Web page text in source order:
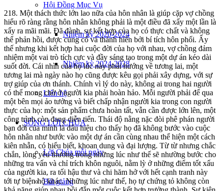
Hội Đồng Mục Vụ
Nhiệm kỳ 2020-2024
Nhiệm kỳ 2024-2028
Liên hệ
SỐNG LỜI CHÚA
Lời Chúa mỗi ngày
Bài giảng
218. Một thách thức lớn lao nữa của hôn nhân là giúp cặp vợ chồng
hiểu rõ ràng rằng hôn nhân không phải là một điều đã xẩy một lần là
xẩy ra mãi mãi. Đã đành, sự kết hợp của họ có thực chất và không
thể phản hồi, được củng cố và thánh hiến bởi bí tích hôn phối. Ấy
thế nhưng khi kết hợp hai cuộc đời của họ với nhau, vợ chồng đảm
nhiệm một vai trò tích cực và đầy sáng tạo trong một dự án kéo dài
suốt đời. Cái nhìn của họ lúc này phải hướng về tương lai, một
tương lai mà ngày nào họ cũng được kêu gọi phải xây dựng, với sự
trợ giúp của ơn thánh. Chính vì lý do này, không ai trong hai người
có thể mong chờ ở người kia phải hoàn hảo. Mỗi người phải để qua
một bên mọi ảo tưởng và biết chấp nhận người kia trong con người
thực của họ: một sản phẩm chưa hoàn tất, vẫn cần được lớn lên, một
công trình còn đang diễn tiến. Thái độ nằng nặc đòi phê phán người
bạn đời của mình là dấu hiệu cho thấy họ đã không bước vào cuộc
hôn nhân như bước vào một dự án cần cùng nhau thể hiện một cách
kiên nhẫn, có hiểu biết, khoan dung và đại lượng. Từ từ nhưng chắc
chắn, lòng yêu thương trong những lúc như thế sẽ nhường bước cho
những tra vấn và chỉ trích khôn nguôi, nằm lỳ ở những điểm tốt xấu
của người kia, ra tối hậu thư và chi hăm hở với hết cạnh tranh này
tới tự biện hộ khác. Những lúc như thế, họ tự chứng tỏ không còn